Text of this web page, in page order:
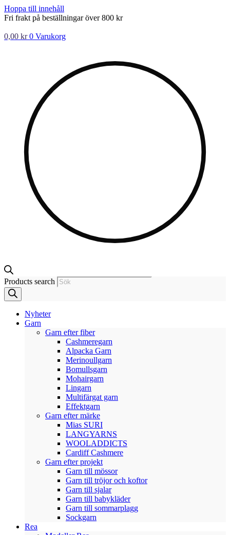
Hoppa till innehåll
Fri frakt på beställningar över 800 kr
0,00 kr 0 Varukorg
Products search
Nyheter
Garn
Garn efter fiber
Cashmeregarn
Alpacka Garn
Merinoullgarn
Bomullsgarn
Mohairgarn
Lingarn
Multifärgat garn
Effektgarn
Garn efter märke
Mias SURI
LANGYARNS
WOOLADDICTS
Cardiff Cashmere
Garn efter projekt
Garn till mössor
Garn till tröjor och koftor
Garn till sjalar
Garn till babykläder
Garn till sommarplagg
Sockgarn
Rea